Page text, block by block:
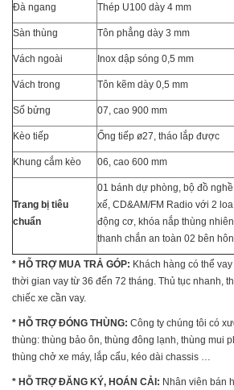
Đà ngang Thép U100 dày 4 mm
Sàn thùng Tôn phẳng dày 3 mm
Vách ngoài Inox dập sóng 0,5 mm
Vách trong Tôn kẽm dày 0,5 mm
Số bửng 07, cao 900 mm
Kèo tiếp Ống tiếp ø27, tháo lắp được
Khung cắm kèo 06, cao 600 mm
Trang bị tiêu
chuẩn
01 bánh dự phòng, bộ đồ
xế, CD&AM/FM Radio với 2
động cơ, khóa nắp thùng
thanh chắn an toàn 02 bên
* HỖ TRỢ MUA TRẢ GÓP: Khách hàng có thể
thời gian vay từ 36 đến 72 tháng. Thủ tục nhanh,
chiếc xe cần vay.
* HỖ TRỢ ĐÓNG THÙNG: Công ty chúng tôi có
thùng: thùng bảo ôn, thùng đông lạnh, thùng mui
thùng chở xe máy, lắp cẩu, kéo dài chassis …
* HỖ TRỢ ĐĂNG KÝ, HOÁN CẢI: Nhân viên bán